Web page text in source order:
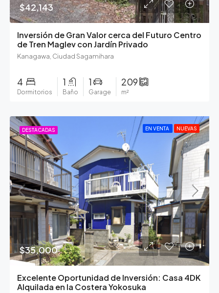
$42,143
Inversión de Gran Valor cerca del Futuro Centro
de Tren Maglev con Jardín Privado
Kanagawa, Ciudad Sagamihara
4
Dormitorios
1
Baño
1
Garage
209
m²
DESTACADAS EN VENTA NUEVAS
$35,000
Excelente Oportunidad de Inversión: Casa 4DK
Alquilada en la Costera Yokosuka